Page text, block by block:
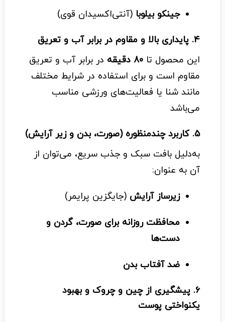
جینکو بیلوبا (آنتی‌اکسیدان قوی)
4. پایداری بالا و مقاوم در برابر آب و تعریق
این محصول تا 80 دقیقه
در برابر آب و تعریق
مقاوم است و برای استفاده در شرایط مختلف
مانند شنا یا فعالیت‌های ورزشی مناسب
می‌باشد
5. کاربرد چندمنظوره (صورت، بدن و زیر آرایش)
به‌دلیل بافت سبک و جذب سریع، می‌توان از
آن به عنوان:
زیرساز آرایش (جایگزین پرایمر)
محافظت روزانه برای صورت، گردن و
دست‌ها
ضد آفتاب بدن
6. پیشگیری از چین و چروک و بهبود
یکنواختی پوست